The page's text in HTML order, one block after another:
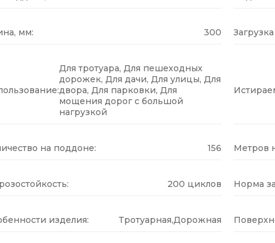
мм: 300
Для тротуара, Для пешеходных
дорожек, Для дачи, Для улицы, Для
двора, Для парковки, Для
мощения дорог с большой
нагрузкой
на поддоне: 156 Метров
200 циклов Норма
изделия: Тротуарная,Дорожная